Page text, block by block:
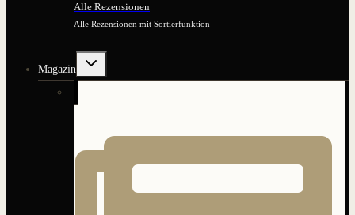
Alle Rezensionen
Alle Rezensionen mit Sortierfunktion
Magazin
Untermenü